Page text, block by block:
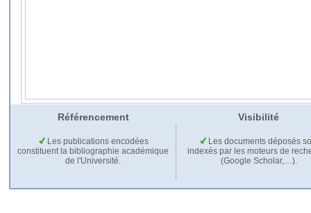
Référencement Visibilité
Les publications encodées
constituent la bibliographie académique
de l'Université.
Les documents déposés
indexés par les moteurs de
(Google Scholar,…).